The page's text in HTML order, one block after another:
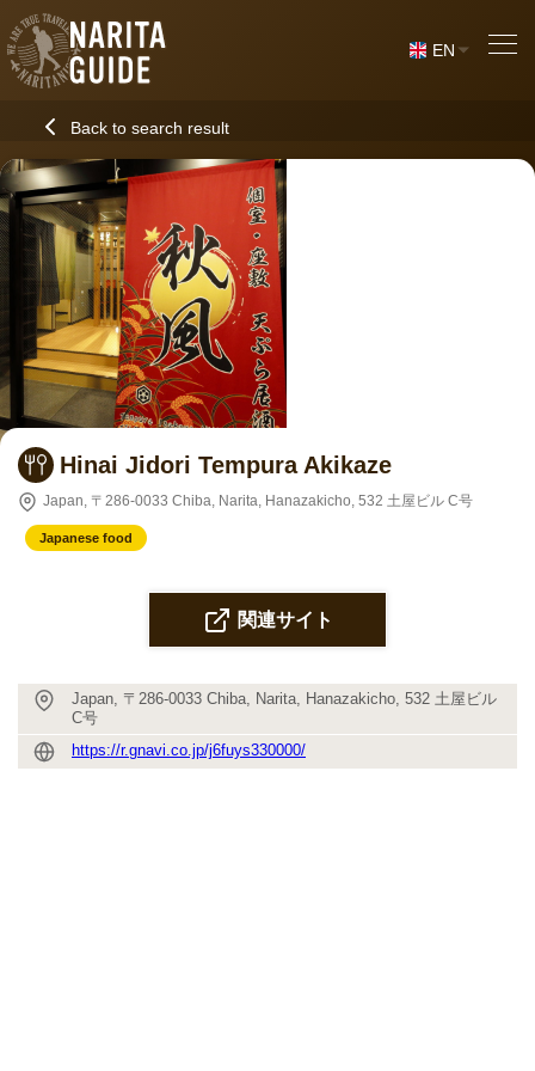
EN
Back to search result
Hinai Jidori Tempura Akikaze
Japan, 〒286-0033 Chiba, Narita, Hanazakicho, 532 土屋ビル C号
Japanese food
関連サイト
Japan, 〒286-0033 Chiba, Narita, Hanazakicho, 532 土屋ビル
C号
https://r.gnavi.co.jp/j6fuys330000/